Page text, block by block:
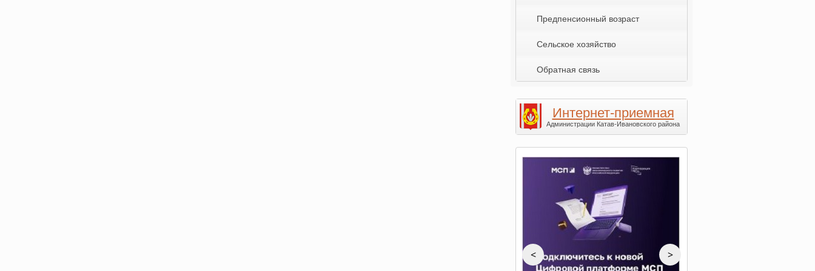
Предпенсионный возраст
Сельское хозяйство
Обратная связь
Интернет-приемная
Администрации Катав-Ивановского района
< >